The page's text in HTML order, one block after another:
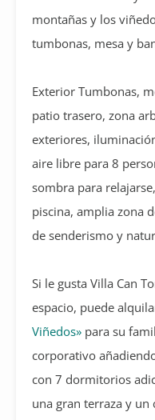
montañas y los
tumbonas, mesa y
Exterior Tumbonas,
patio trasero, zona
exteriores,
aire libre para 8
sombra para
piscina, amplia zona
de senderismo y
Si le gusta Villa Can
espacio, puede
Viñedos» para su
corporativo
con 7 dormitorios
una gran terraza y un